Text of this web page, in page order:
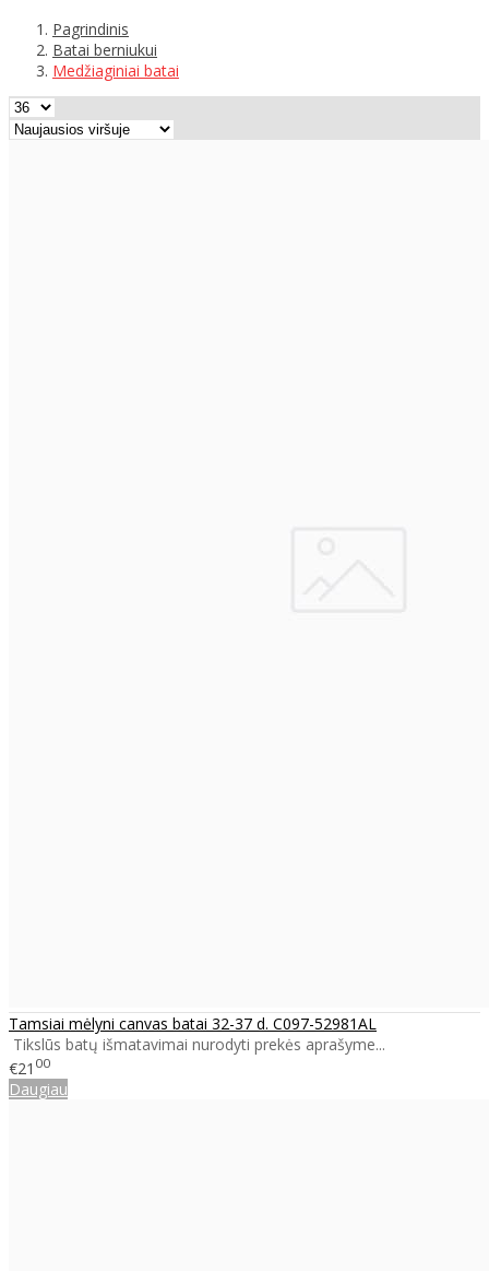
Pagrindinis
Batai berniukui
Medžiaginiai batai
Tamsiai mėlyni canvas batai 32-37 d. C097-52981AL
Tikslūs batų išmatavimai nurodyti prekės aprašyme...
€21 00
Daugiau